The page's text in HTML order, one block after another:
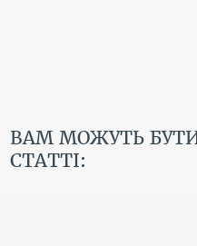
ВАМ МОЖУТЬ БУТИ
СТАТТІ: